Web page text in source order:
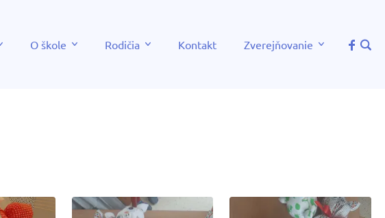
O škole Rodičia Kontakt Zverejňovanie